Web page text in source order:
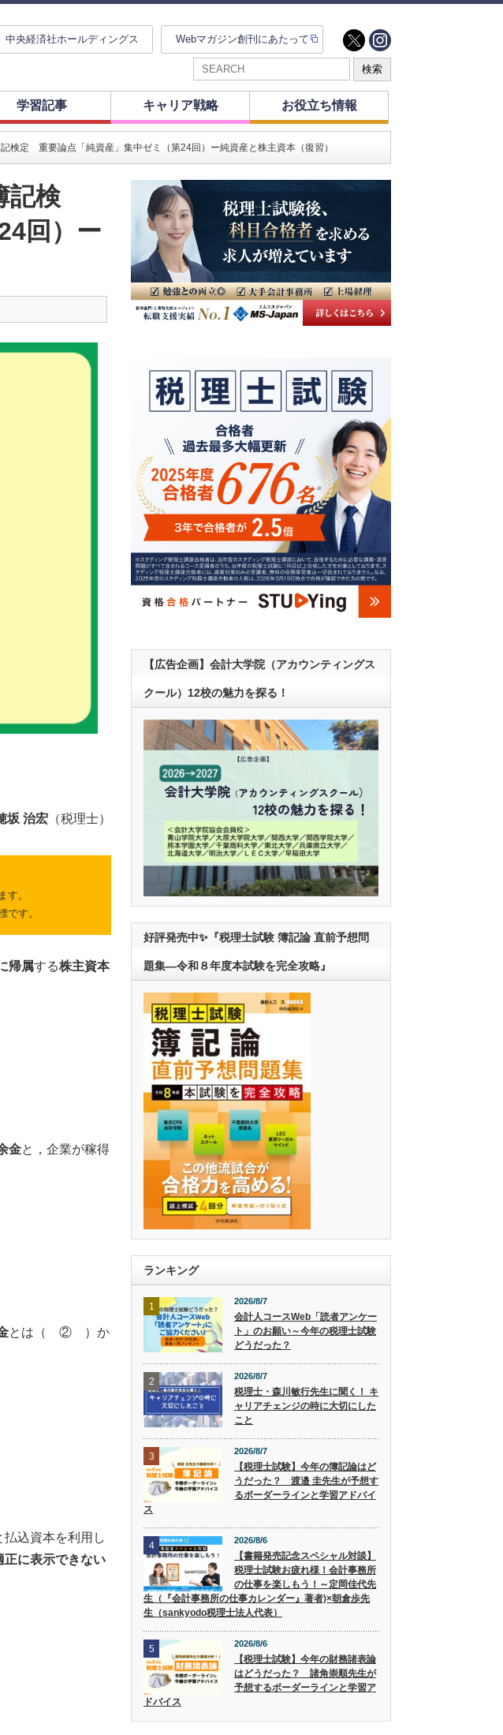
中央経済社ホールディングス Webマガジン創刊にあたって
学習記事 キャリア戦略 お役立ち情報
検定 重要論点「純資産」集中ゼミ（第24回）ー純資産と株主資本（復習）
記検
回）ー
坂 治宏 （税理士）
す。
です。
帰属する株主資本
金と，企業が稼得
とは（ ② ）か
込資本を利用し
正に表示できない
【広告企画】会計大学院（アカウンティングス
クール）12校の魅力を探る！
好評発売中✨『税理士試験 簿記論 直前予想問
題集―令和８年度本試験を完全攻略』
ランキング
1 2026/8/7
会計人コースWeb「読者アンケー
ト」のお願い～今年の税理士試験
どうだった？
2 2026/8/7
税理士・森川敏行先生に聞く！ キ
ャリアチェンジの時に大切にした
こと
3 2026/8/7
【税理士試験】今年の簿記論はど
うだった？ 渡邉 圭先生が予想す
るボーダーラインと学習アドバイ
ス
4 2026/8/6
【書籍発売記念スペシャル対談】
税理士試験お疲れ様！会計事務所
の仕事を楽しもう！～定岡佳代先
生（『会計事務所の仕事カレンダー』著者)×朝倉歩先
生（sankyodo税理士法人代表）
5 2026/8/6
【税理士試験】今年の財務諸表論
はどうだった？ 諸角崇順先生が
予想するボーダーラインと学習ア
ドバイス